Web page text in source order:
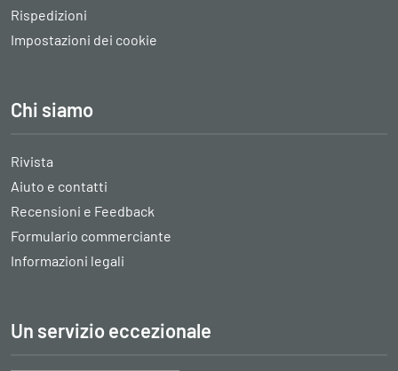
Rispedizioni
Impostazioni dei cookie
Chi siamo
Rivista
Aiuto e contatti
Recensioni e Feedback
Formulario commerciante
Informazioni legali
Un servizio eccezionale